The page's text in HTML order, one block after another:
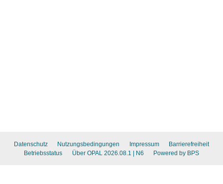
Datenschutz Nutzungsbedingungen Impressum
Barrierefreiheit
Betriebsstatus
Über OPAL 2026.08.1 | N6 Powered by BPS